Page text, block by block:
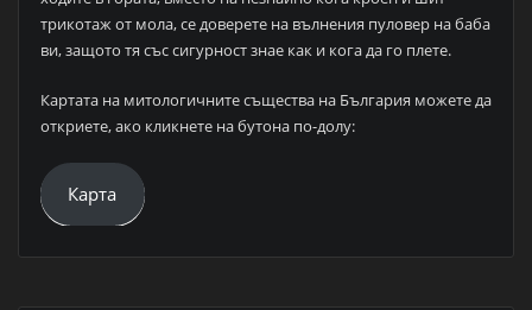
трикотаж от мола, се доверете на вълнения пуловер на баба
ви, защото тя със сигурност знае как и кога да го плете.
Картата на митологичните същества на България можете да
откриете, ако кликнете на бутона по-долу:
Карта